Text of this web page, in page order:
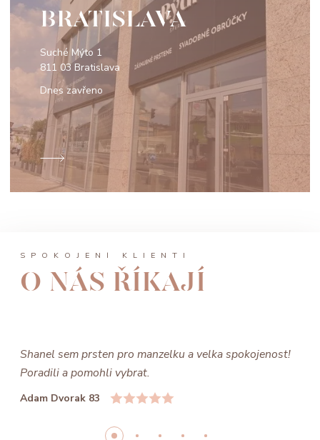
BRATISLAVA
Suché Mýto 1
811 03 Bratislava
Dnes zavřeno
SPOKOJENÍ KLIENTI
O NÁS ŘÍKAJÍ
Shanel sem prsten pro manzelku a velka spokojenost!
Poradili a pomohli vybrat.
Adam Dvorak 83